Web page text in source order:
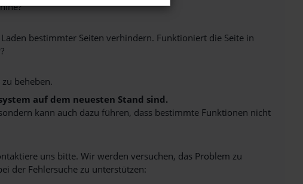
bestimmter Seiten verhindern. Funktioniert die Seite in
beheben.
auf dem neuesten Stand sind.
kann auch dazu führen, dass bestimmte Funktionen nicht
uns bitte. Wir werden versuchen, das Problem zu
der Fehlersuche zu unterstützen: